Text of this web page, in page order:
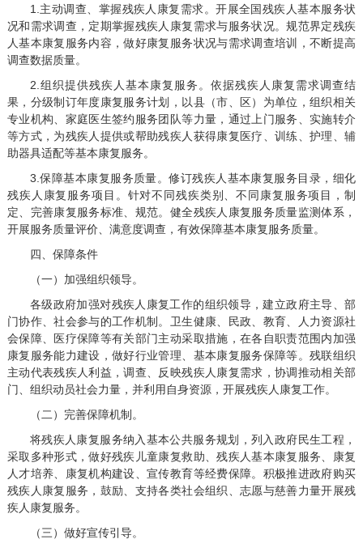
1.主动调查、掌握残疾人康复需求。开展全国残疾人基本服务状
况和需求调查，定期掌握残疾人康复需求与服务状况。规范界定残疾
人基本康复服务内容，做好康复服务状况与需求调查培训，不断提高
调查数据质量。
2.组织提供残疾人基本康复服务。依据残疾人康复需求调查结
果，分级制订年度康复服务计划，以县（市、区）为单位，组织相关
专业机构、家庭医生签约服务团队等力量，通过上门服务、实施转介
等方式，为残疾人提供或帮助残疾人获得康复医疗、训练、护理、辅
助器具适配等基本康复服务。
3.保障基本康复服务质量。修订残疾人基本康复服务目录，细化
残疾人康复服务项目。针对不同残疾类别、不同康复服务项目，制
定、完善康复服务标准、规范。健全残疾人康复服务质量监测体系，
开展服务质量评价、满意度调查，有效保障基本康复服务质量。
四、保障条件
（一）加强组织领导。
各级政府加强对残疾人康复工作的组织领导，建立政府主导、部
门协作、社会参与的工作机制。卫生健康、民政、教育、人力资源社
会保障、医疗保障等有关部门主动采取措施，在各自职责范围内加强
康复服务能力建设，做好行业管理、基本康复服务保障等。残联组织
主动代表残疾人利益，调查、反映残疾人康复需求，协调推动相关部
门、组织动员社会力量，并利用自身资源，开展残疾人康复工作。
（二）完善保障机制。
将残疾人康复服务纳入基本公共服务规划，列入政府民生工程，
采取多种形式，做好残疾儿童康复救助、残疾人基本康复服务、康复
人才培养、康复机构建设、宣传教育等经费保障。积极推进政府购买
残疾人康复服务，鼓励、支持各类社会组织、志愿与慈善力量开展残
疾人康复服务。
（三）做好宣传引导。